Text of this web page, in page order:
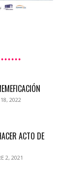
2022
ACTO DE
2, 2021